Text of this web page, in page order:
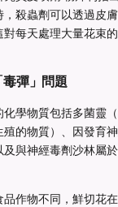
殺蟲劑可以透過皮
每天處理大量花束
彈」問題
學物質包括多菌靈
的物質）、因發育
與神經毒劑沙林屬
作物不同，鮮切花